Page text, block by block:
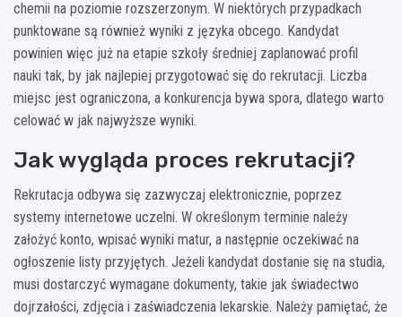
chemii na poziomie rozszerzonym. W niektórych przypadkach
punktowane są również wyniki z języka obcego. Kandydat
powinien więc już na etapie szkoły średniej zaplanować profil
nauki tak, by jak najlepiej przygotować się do rekrutacji. Liczba
miejsc jest ograniczona, a konkurencja bywa spora, dlatego warto
celować w jak najwyższe wyniki.
Jak wygląda proces rekrutacji?
Rekrutacja odbywa się zazwyczaj elektronicznie, poprzez
systemy internetowe uczelni. W określonym terminie należy
założyć konto, wpisać wyniki matur, a następnie oczekiwać na
ogłoszenie listy przyjętych. Jeżeli kandydat dostanie się na studia,
musi dostarczyć wymagane dokumenty, takie jak świadectwo
dojrzałości, zdjęcia i zaświadczenia lekarskie. Należy pamiętać, że